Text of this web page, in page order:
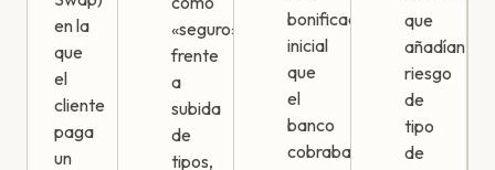
en la
que
el
cliente
paga
un
«seguro»
frente
a
subida
de
tipos,
bonificación
inicial
que
el
banco
cobraba
que
añadían
riesgo
de
tipo
de